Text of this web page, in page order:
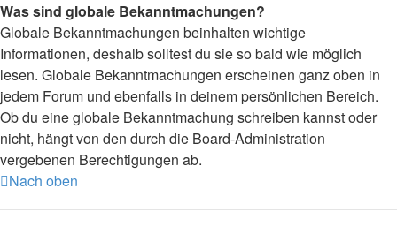
Was sind globale Bekanntmachungen?
Globale Bekanntmachungen beinhalten wichtige
Informationen, deshalb solltest du sie so bald wie möglich
lesen. Globale Bekanntmachungen erscheinen ganz oben in
jedem Forum und ebenfalls in deinem persönlichen Bereich.
Ob du eine globale Bekanntmachung schreiben kannst oder
nicht, hängt von den durch die Board-Administration
vergebenen Berechtigungen ab.
Nach oben